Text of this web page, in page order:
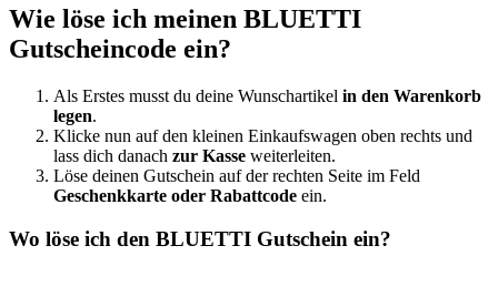
Wie löse ich meinen BLUETTI
Gutscheincode ein?
Als Erstes musst du deine Wunschartikel in den Warenkorb
legen.
Klicke nun auf den kleinen Einkaufswagen oben rechts und
lass dich danach zur Kasse weiterleiten.
Löse deinen Gutschein auf der rechten Seite im Feld
Geschenkkarte oder Rabattcode ein.
Wo löse ich den BLUETTI Gutschein ein?